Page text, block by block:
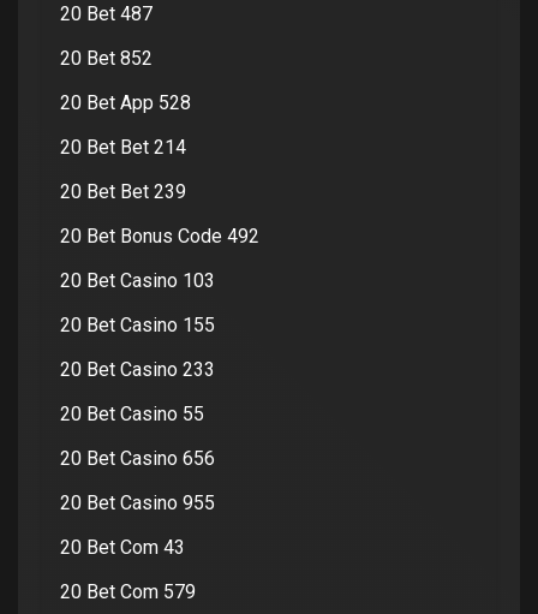
20 Bet 487
20 Bet 852
20 Bet App 528
20 Bet Bet 214
20 Bet Bet 239
20 Bet Bonus Code 492
20 Bet Casino 103
20 Bet Casino 155
20 Bet Casino 233
20 Bet Casino 55
20 Bet Casino 656
20 Bet Casino 955
20 Bet Com 43
20 Bet Com 579